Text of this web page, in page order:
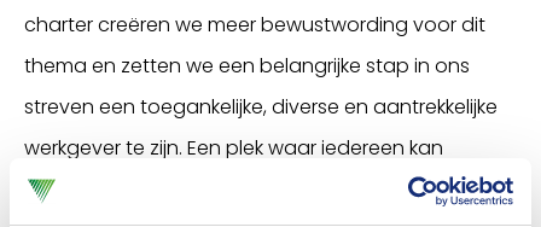
charter creëren we meer bewustwording voor dit
thema en zetten we een belangrijke stap in ons
streven een toegankelijke, diverse en aantrekkelijke
werkgever te zijn. Een plek waar iedereen kan
excelleren.” In december 2020 zette het Verbond